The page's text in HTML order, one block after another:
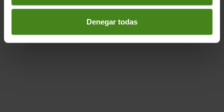
Denegar todas
privado-Justicia de Género